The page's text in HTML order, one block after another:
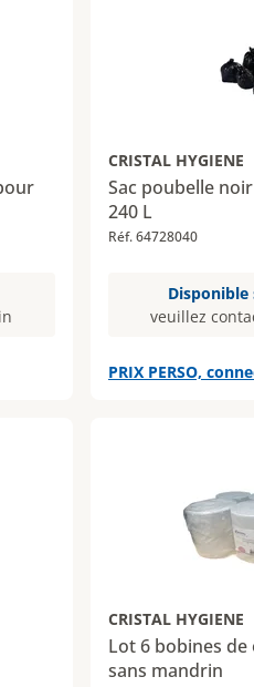
CRISTAL HYGIENE
Sac poubelle
240 L
Réf. 64728040
Disponible
veuillez
PRIX PERSO,
CRISTAL HYGIENE
Lot 6 bobines
sans mandrin